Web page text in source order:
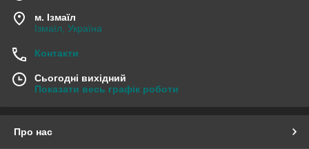
м. Ізмаїл
Ізмаїл, Україна
Контакти
Сьогодні вихідний
Показати весь графік роботи
Про нас